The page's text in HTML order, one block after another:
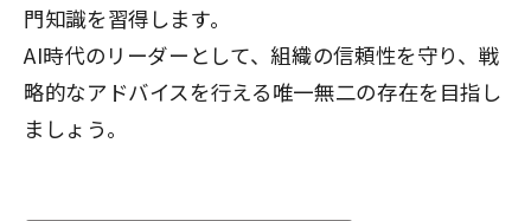
門知識を習得します。
AI時代のリーダーとして、組織の信頼性を守り、戦
略的なアドバイスを行える唯一無二の存在を目指し
ましょう。